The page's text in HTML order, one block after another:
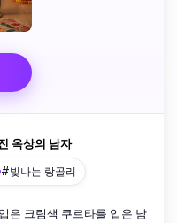
옥상의 남자
#빛나는 랑골리
은 크림색 쿠르타를 입은 남